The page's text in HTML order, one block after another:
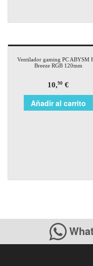
Ventilador gaming PC ABYSM
Breeze RGB 120mm
10,90 €
Añadir al carrito